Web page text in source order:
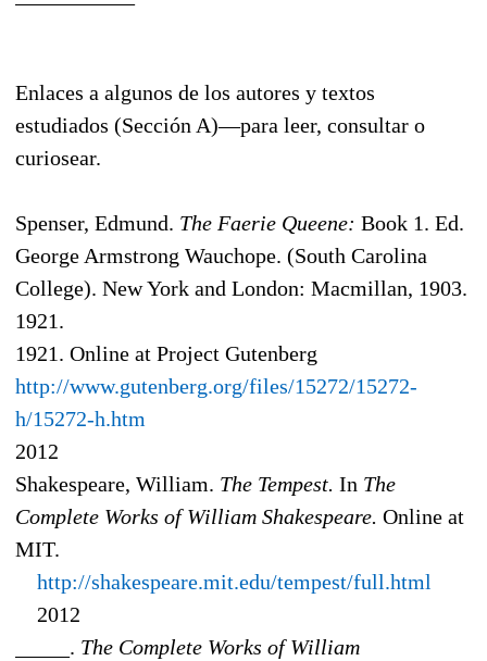
Enlaces a algunos de los autores y textos
estudiados (Sección A)—para leer, consultar o
curiosear.
Spenser, Edmund. The Faerie Queene: Book 1. Ed.
George Armstrong Wauchope. (South Carolina
College). New York and London: Macmillan, 1903.
1921.
1921. Online at Project Gutenberg
http://www.gutenberg.org/files/15272/15272-
h/15272-h.htm
2012
Shakespeare, William. The Tempest. In The
Complete Works of William Shakespeare. Online at
MIT.
http://shakespeare.mit.edu/tempest/full.html
2012
_____. The Complete Works of William